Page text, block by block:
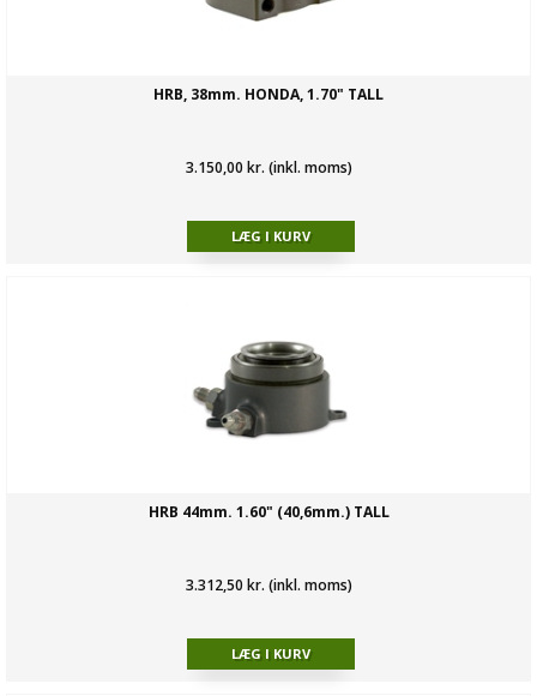
HRB, 38mm. HONDA, 1.70" TALL
3.150,00 kr. (inkl. moms)
HRB 44mm. 1.60" (40,6mm.) TALL
3.312,50 kr. (inkl. moms)